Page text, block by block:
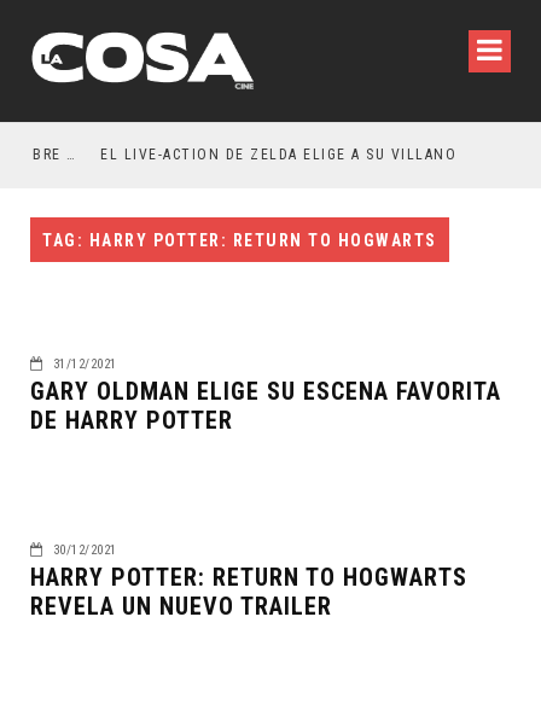
RESEÑA LA INVITACIÓN: OLIVIA WILDE REFLEXIONA SOBRE LA VIDA CONYUGAL EL LIVE-ACTION DE ZELDA ELIGE A SU VILLANO
TAG: HARRY POTTER: RETURN TO HOGWARTS
31/12/2021
GARY OLDMAN ELIGE SU ESCENA FAVORITA
DE HARRY POTTER
30/12/2021
HARRY POTTER: RETURN TO HOGWARTS
REVELA UN NUEVO TRAILER